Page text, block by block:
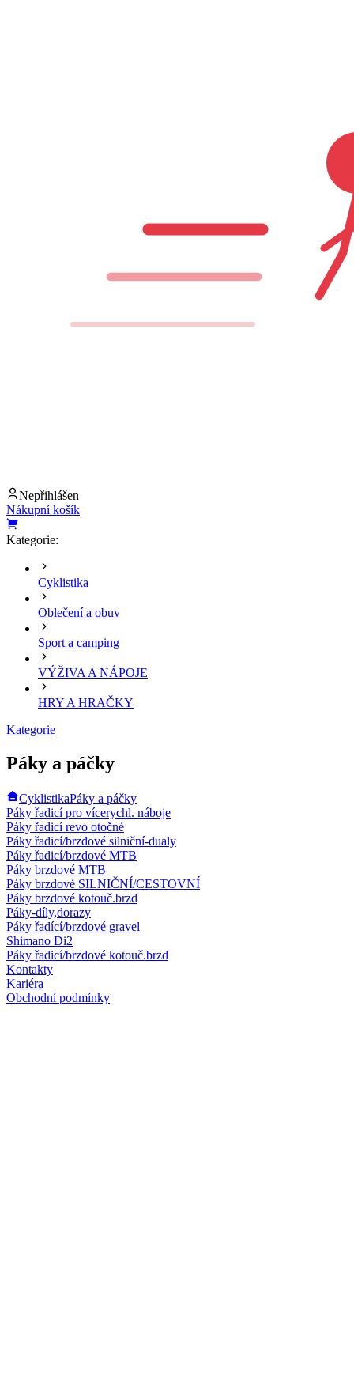
Nepřihlášen
Nákupní košík
Kategorie:
Cyklistika
Oblečení a obuv
Sport a camping
VÝŽIVA A NÁPOJE
HRY A HRAČKY
Kategorie
Páky a páčky
CyklistikaPáky a páčky
Páky řadicí pro vícerychl. náboje
Páky řadicí revo otočné
Páky řadicí/brzdové silniční-dualy
Páky řadicí/brzdové MTB
Páky brzdové MTB
Páky brzdové SILNIČNÍ/CESTOVNÍ
Páky brzdové kotouč.brzd
Páky-díly,dorazy
Páky řadící/brzdové gravel
Shimano Di2
Páky řadicí/brzdové kotouč.brzd
Kontakty
Kariéra
Obchodní podmínky